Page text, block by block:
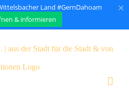
Land #GernDahoam
& informieren
×